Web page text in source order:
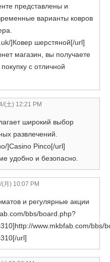
представлены и
варианты ковров
]Ковер шерстяной[/url]
магазин, вы получаете
с отличной
(土) 12:21 PM
широкий выбор
развлечений.
]Casino Pinco[/url]
удобно и безопасно.
月) 10:07 PM
и регулярные акции
bbs/board.php?
www.mkbfab.com/bbs/
url]